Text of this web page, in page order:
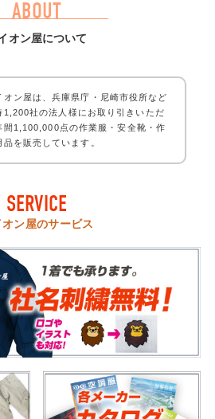
ABOUT
オン屋について
オン屋は、兵庫県庁・尼崎市役所など
1,200社の法人様にお取り引きいただ
間1,100,000点の作業服・安全靴・作
品を販売しています。
SERVICE
オン屋のサービス